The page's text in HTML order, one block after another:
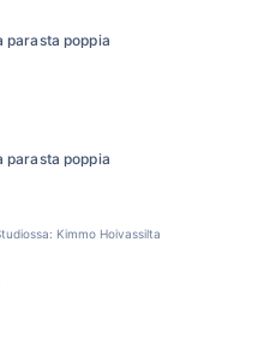
parasta poppia
parasta poppia
Kimmo Hoivassilta